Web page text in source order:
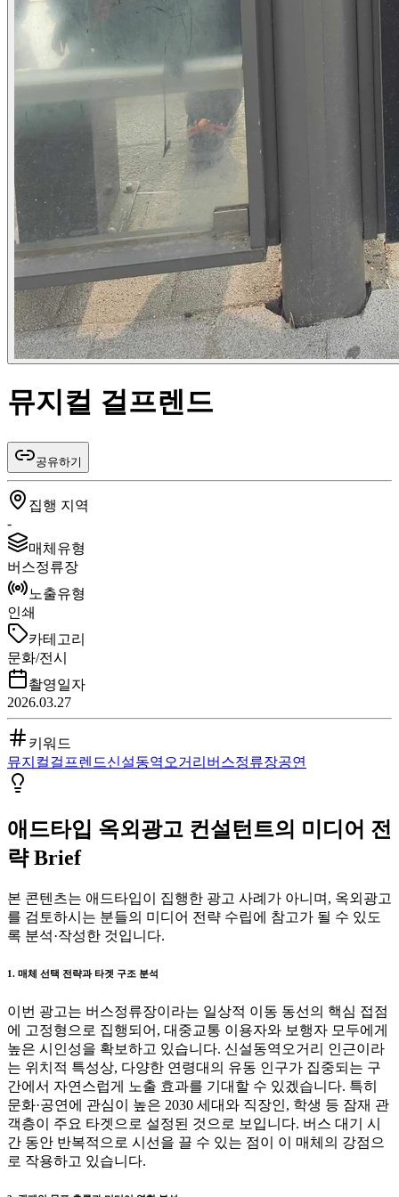
뮤지컬 걸프렌드
공유하기
집행 지역
-
매체유형
버스정류장
노출유형
인쇄
카테고리
문화/전시
촬영일자
2026.03.27
키워드
뮤지컬걸프렌드신설동역오거리 버스정류장공연
애드타입 옥외광고 컨설턴트의 미디어 전
략 Brief
본 콘텐츠는 애드타입이 집행한 광고 사례가 아니며, 옥외광고
를 검토하시는 분들의 미디어 전략 수립에 참고가 될 수 있도
록 분석·작성한 것입니다.
1. 매체 선택 전략과 타겟 구조 분석
이번 광고는 버스정류장이라는 일상적 이동 동선의 핵심 접점
에 고정형으로 집행되어, 대중교통 이용자와 보행자 모두에게
높은 시인성을 확보하고 있습니다. 신설동역오거리 인근이라
는 위치적 특성상, 다양한 연령대의 유동 인구가 집중되는 구
간에서 자연스럽게 노출 효과를 기대할 수 있겠습니다. 특히
문화·공연에 관심이 높은 2030 세대와 직장인, 학생 등 잠재 관
객층이 주요 타겟으로 설정된 것으로 보입니다. 버스 대기 시
간 동안 반복적으로 시선을 끌 수 있는 점이 이 매체의 강점으
로 작용하고 있습니다.